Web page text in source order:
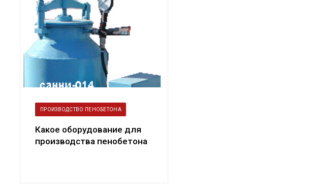
ПРОИЗВОДСТВО ПЕНОБЕТОНА
Какое оборудование для
производства пенобетона